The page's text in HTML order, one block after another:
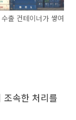
출 컨테이너가 쌓여
조속한 처리를